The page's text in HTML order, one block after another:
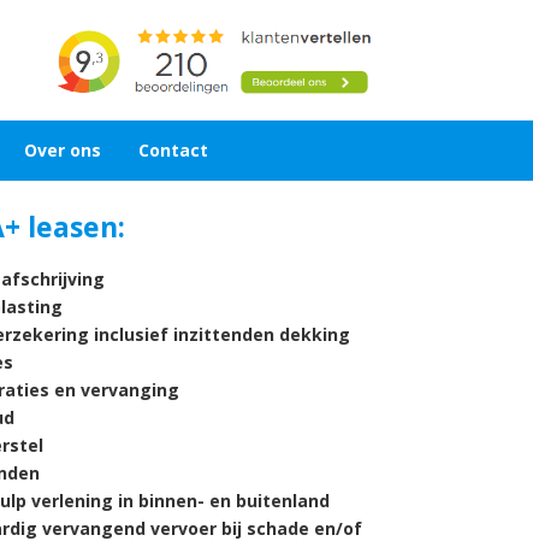
Over ons Contact
leasen:
inclusief inzittenden dekking
en vervanging
verlening in binnen- en buitenland
vervangend vervoer bij schade en/of